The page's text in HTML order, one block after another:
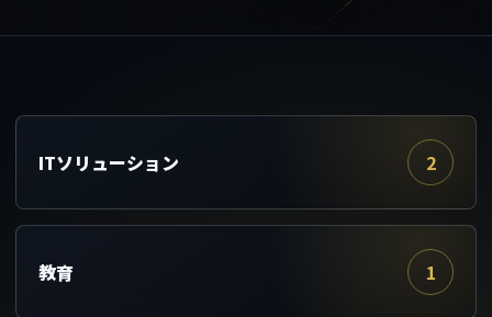
ITソリューション 2
教育 1